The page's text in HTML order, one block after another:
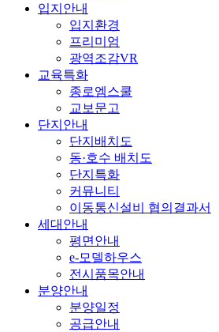
입지안내
입지환경
프리미엄
광역조감VR
교육특화
종로엠스쿨
교보문고
단지안내
단지배치도
동·호수 배치도
단지특화
커뮤니티
이동통신설비 협의결과서
세대안내
평면안내
e-모델하우스
전시품목안내
분양안내
분양일정
공급안내